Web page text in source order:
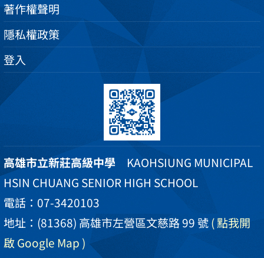
著作權聲明
隱私權政策
登入
高雄市立新莊高級中學 KAOHSIUNG MUNICIPAL
HSIN CHUANG SENIOR HIGH SCHOOL
電話：07-3420103
地址：(81368) 高雄市左營區文慈路 99 號( 點我開
啟 Google Map )